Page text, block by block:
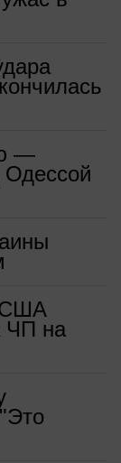
—
Одессой
США
ЧП на